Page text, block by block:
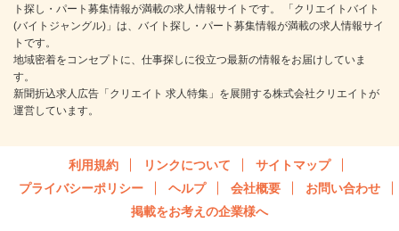
ト探し・パート募集情報が満載の求人情報サイトです。 「クリエイトバイト
(バイトジャングル)」は、バイト探し・パート募集情報が満載の求人情報サイ
トです。
地域密着をコンセプトに、仕事探しに役立つ最新の情報をお届けしていま
す。
新聞折込求人広告「クリエイト 求人特集」を展開する株式会社クリエイトが
運営しています。
利用規約 リンクについて
サイトマップ
プライバシーポリシー
ヘルプ 会社概要
お問い合わせ
掲載をお考えの企業様へ